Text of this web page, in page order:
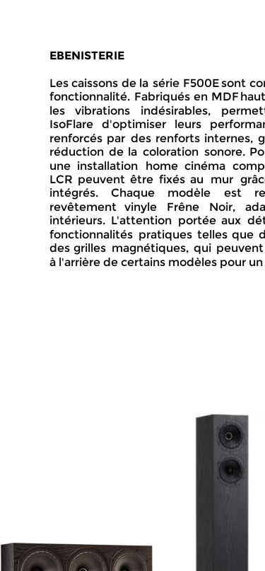
EBENISTERIE
Les caissons de la série F500E sont
fonctionnalité. Fabriqués en MDF
les vibrations indésirables,
IsoFlare d'optimiser leurs
renforcés par des renforts internes,
réduction de la coloration sonore.
une installation home cinéma
LCR peuvent être fixés au mur
intégrés. Chaque modèle est
revêtement vinyle Frêne Noir,
intérieurs. L'attention portée aux
fonctionnalités pratiques telles que
des grilles magnétiques, qui
à l'arrière de certains modèles pour